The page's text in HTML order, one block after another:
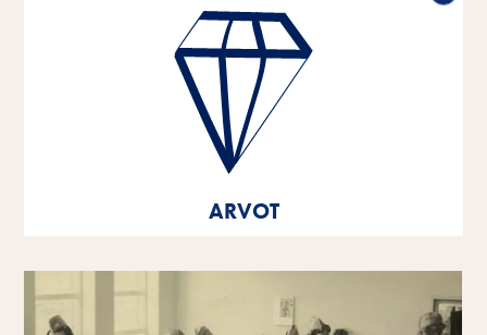
ARVOT
Erinomainen suorituskyky, yhteistyö, innovaatiovoima
ja vastuullinen toiminta - nämä ovat pilareita, joihin
yrityksemme arvot perustuvat. Nämä ydinarvot ovat
ajatustemme ja toimintamme perusta ja suunta, ja ne
auttavat meitä kehittymään ja kasvamaan – sekä
yksilöinä että yrityksenä.